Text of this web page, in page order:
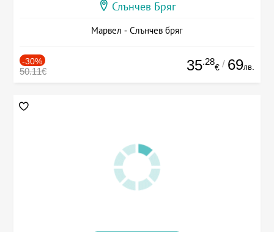
Слънчев Бряг
Марвел - Слънчев бряг
-30%
50.11€ 35.28
€ / 69лв.